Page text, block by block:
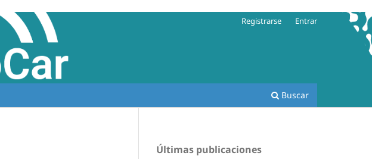
Buscar
Registrarse Entrar
Últimas publicaciones